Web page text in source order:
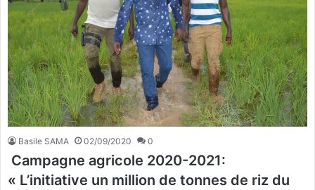
Basile SAMA 02/09/2020 0
Campagne agricole 2020-2021:
« L’initiative un million de tonnes de riz du